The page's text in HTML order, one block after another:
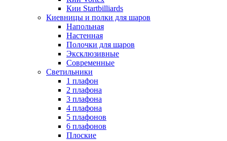
Кии Startbilliards
Киевницы и полки для шаров
Напольная
Настенная
Полочки для шаров
Эксклюзивные
Современные
Светильники
1 плафон
2 плафона
3 плафона
4 плафона
5 плафонов
6 плафонов
Плоские